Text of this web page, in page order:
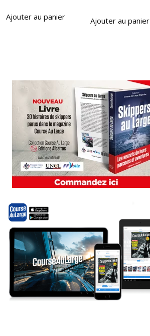
Ajouter au panier Ajouter au panier